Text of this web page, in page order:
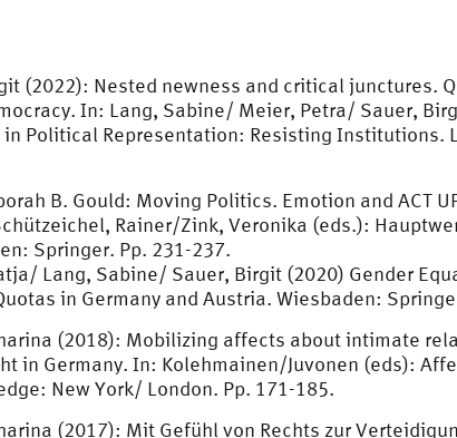
(2022): Nested newness and critical junctures.
In: Lang, Sabine/ Meier, Petra/ Sauer,
Political Representation: Resisting Institutions.
B. Gould: Moving Politics. Emotion and ACT
Rainer/Zink, Veronika (eds.):
Springer. Pp. 231-237.
Lang, Sabine/ Sauer, Birgit (2020) Gender
in Germany and Austria. Wiesbaden:
(2018): Mobilizing affects about intimate
in Germany. In: Kolehmainen/Juvonen (eds):
New York/ London. Pp. 171-185.
(2017): Mit Gefühl von Rechts zur